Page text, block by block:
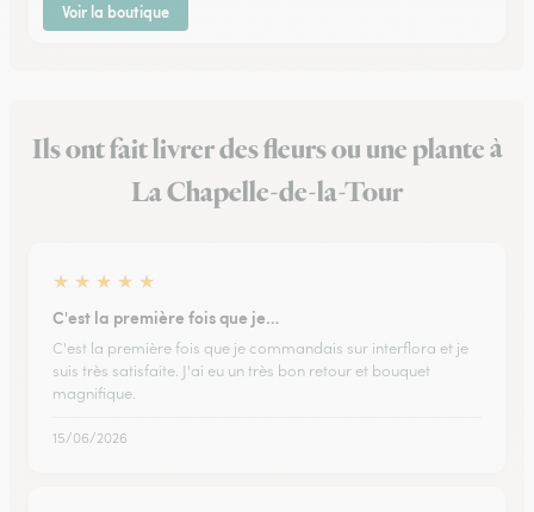
Voir la boutique
Ils ont fait livrer des fleurs ou une plante à
La Chapelle-de-la-Tour
★ ★ ★ ★ ★
C'est la première fois que je…
C'est la première fois que je commandais sur interflora et je
suis très satisfaite. J'ai eu un très bon retour et bouquet
magnifique.
15/06/2026